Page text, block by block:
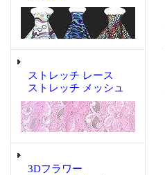
ストレッチ レース
ストレッチ メッシュ
3Dフラワー